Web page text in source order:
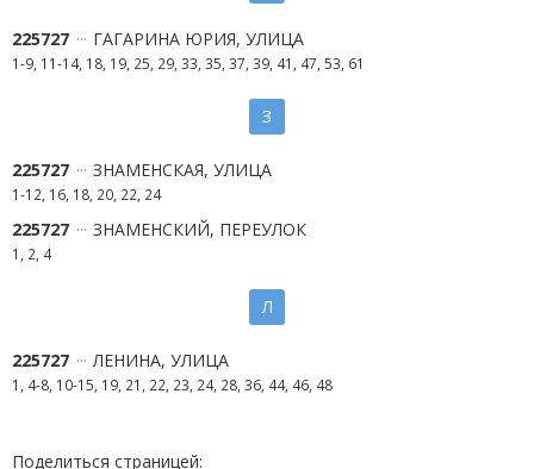
225727 ГАГАРИНА ЮРИЯ, УЛИЦА
1-9, 11-14, 18, 19, 25, 29, 33, 35, 37, 39, 41, 47, 53, 61
З
225727 ЗНАМЕНСКАЯ, УЛИЦА
1-12, 16, 18, 20, 22, 24
225727 ЗНАМЕНСКИЙ, ПЕРЕУЛОК
1, 2, 4
Л
225727 ЛЕНИНА, УЛИЦА
1, 4-8, 10-15, 19, 21, 22, 23, 24, 28, 36, 44, 46, 48
Поделиться страницей: